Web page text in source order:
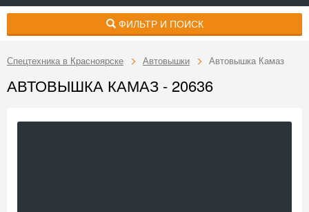
ФИЛЬТР И ПОИСК
Спецтехника в Красноярске Автовышки Автовышка Камаз
АВТОВЫШКА КАМАЗ - 20636